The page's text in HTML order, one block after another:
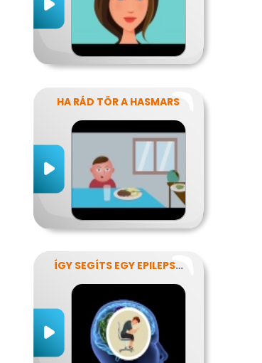
HA RÁD TÖR A HASMARS
ÍGY SEGÍTS EGY EPILEPSZIÁSNAK